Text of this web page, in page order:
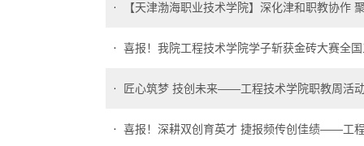
【天津渤海职业技术学院】深化津和职教协
喜报！我院工程技术学院学子斩获金砖大赛全
匠心筑梦 技创未来——工程技术学院职教周活
喜报！深耕双创育英才 捷报频传创佳绩——工